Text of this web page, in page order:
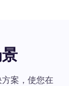
案，使您在